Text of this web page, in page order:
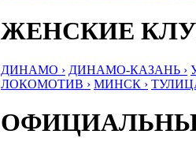
ЖЕНСКИЕ
ДИНАМО › ДИНАМО-КАЗАНЬ ›
ЛОКОМОТИВ › МИНСК ›